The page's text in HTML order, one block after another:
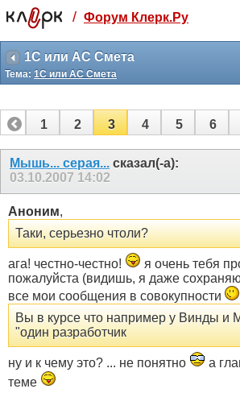
Святые угодники, Клерк
прекрасен:)
месяц
3 месяца
259 ₽
-10%
полгода
499 ₽
-15%
Отмена
/ Форум Клерк.Ру
1С или АС Смета
Тема: 1С или АС Смета
1 2 3 4 5 6
Мышь... серая... сказал(-а):
03.10.2007 14:02
Аноним,
Таки, серьезно чтоли?
ага! честно-честно!
я очень тебя
пожалуйста (видишь, я даже
все мои сообщения в совокупности
Вы в курсе что например у Винды
"один разработчик
ну и к чему это? ... не понятно
а
теме